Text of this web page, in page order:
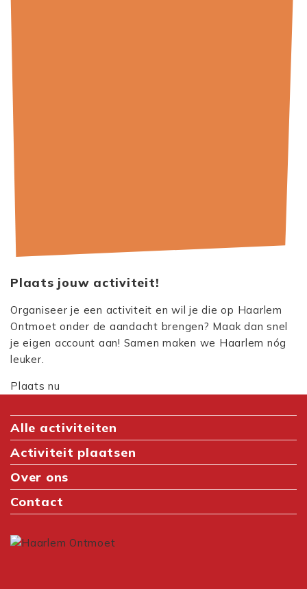
Plaats jouw activiteit!
Organiseer je een activiteit en wil je die op Haarlem
Ontmoet onder de aandacht brengen? Maak dan snel
je eigen account aan! Samen maken we Haarlem nóg
leuker.
Plaats nu
Alle activiteiten
Activiteit plaatsen
Over ons
Contact